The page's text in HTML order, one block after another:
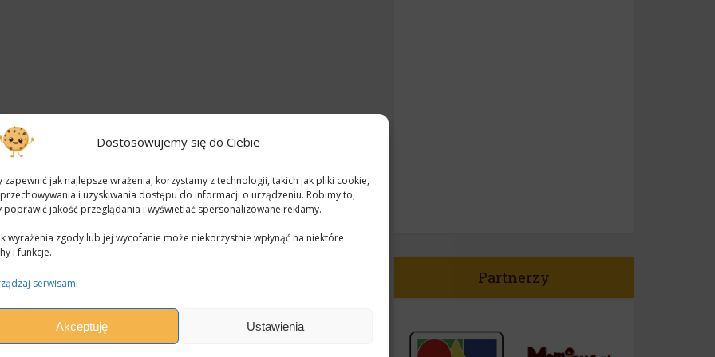
Dostosowujemy się do Ciebie
zapewnić jak najlepsze wrażenia, korzystamy z technologii, takich jak pliki cookie,
i uzyskiwania dostępu do informacji o urządzeniu. Robimy to,
poprawić jakość przeglądania i wyświetlać spersonalizowane reklamy.
wyrażenia zgody lub jej wycofanie może niekorzystnie wpłynąć na niektóre
i funkcje.
serwisami
Akceptuję Ustawienia
Partnerzy